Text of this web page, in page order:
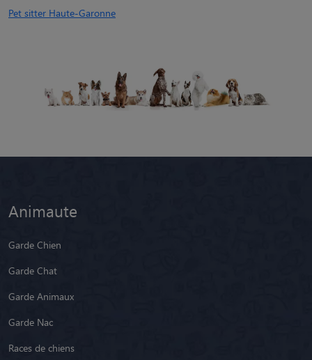
Pet sitter Haute-Garonne
Animaute
Garde Chien
Garde Chat
Garde Animaux
Garde Nac
Races de chiens